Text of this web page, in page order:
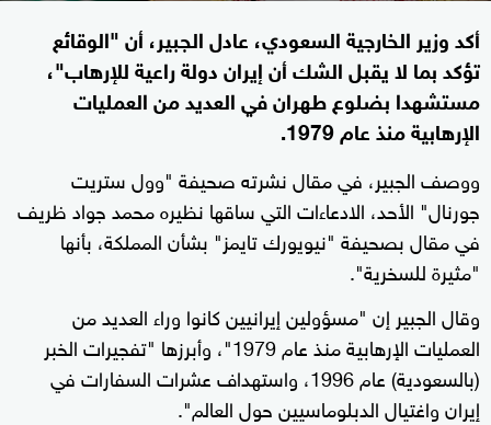
أكد وزير الخارجية السعودي، عادل الجبير، أن "الوقائع
تؤكد بما لا يقبل الشك أن إيران دولة راعية للإرهاب"،
مستشهدا بضلوع طهران في العديد من العمليات
الإرهابية منذ عام 1979.
ووصف الجبير، في مقال نشرته صحيفة "وول ستريت
جورنال" الأحد، الادعاءات التي ساقها نظيره محمد جواد ظريف
في مقال بصحيفة "نيويورك تايمز" بشأن المملكة، بأنها
"مثيرة للسخرية".
وقال الجبير إن "مسؤولين إيرانيين كانوا وراء العديد من
العمليات الإرهابية منذ عام 1979"، وأبرزها "تفجيرات الخبر
(بالسعودية) عام 1996، واستهداف عشرات السفارات في
إيران واغتيال الدبلوماسيين حول العالم".